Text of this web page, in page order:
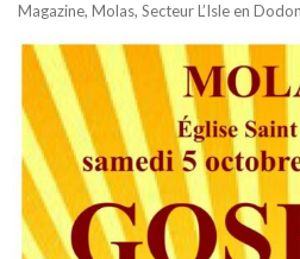
Magazine, Molas, Secteur L’Isle en Dodon